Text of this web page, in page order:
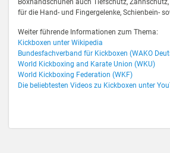
Boxhandschuhen auch Tiefschutz,
für die Hand- und Fingergelenke, Schienbein-
Weiter führende Informationen zum Thema:
Kickboxen unter Wikipedia
Bundesfachverband für Kickboxen (WAKO
World Kickboxing and Karate Union (WKU)
World Kickboxing Federation (WKF)
Die beliebtesten Videos zu Kickboxen unter